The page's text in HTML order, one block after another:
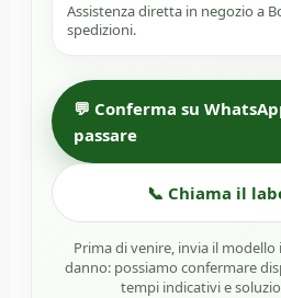
Assistenza diretta in negozio a
spedizioni.
💬 Conferma su
passare
📞 Chiama il
Prima di venire, invia il
danno: possiamo confermare
tempi indicativi e